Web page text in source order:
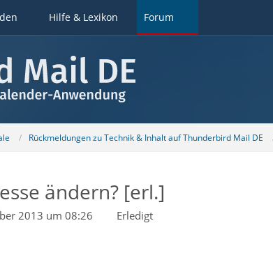
Hilfe & Lexikon Forum
Rückmeldungen zu Technik & Inhalt auf Thunderbird Mail DE
ändern? [erl.]
2013 um 08:26 Erledigt